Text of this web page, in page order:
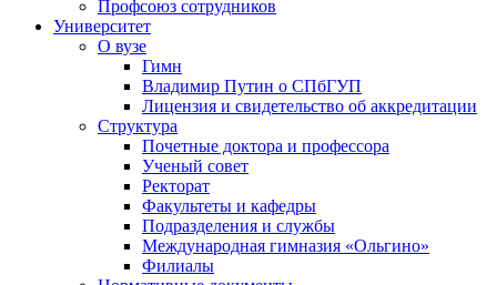
Профсоюз сотрудников
Университет
О вузе
Гимн
Владимир Путин о СПбГУП
Лицензия и свидетельство об аккредитации
Структура
Почетные доктора и профессора
Ученый совет
Ректорат
Факультеты и кафедры
Подразделения и службы
Международная гимназия «Ольгино»
Филиалы